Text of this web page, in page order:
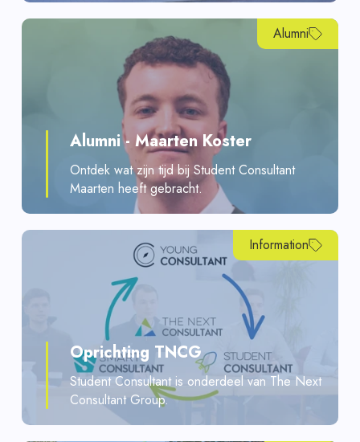
Alumni
Alumni - Maarten Koster
Ontdek wat zijn tijd bij Student Consultant
Maarten heeft gebracht.
Information
Oprichting TNCG
Student Consultant is onderdeel van The Next
Consultant Group.